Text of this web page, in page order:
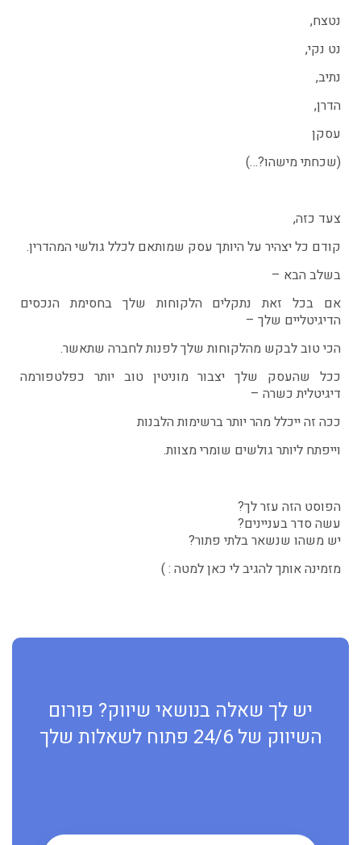
נטצח,
נט נקי,
נתיב,
הדרן,
עסקן
(שכחתי מישהו?…)
צעד כזה,
קודם כל יצהיר על היותך עסק שמותאם לכלל גולשי המהדרין.
בשלב הבא –
אם בכל זאת נתקלים הלקוחות שלך בחסימת הנכסים
הדיגיטליים שלך –
הכי טוב לבקש מהלקוחות שלך לפנות לחברה שתאשר.
ככל שהעסק שלך יצבור מוניטין טוב יותר כפלטפורמה
דיגיטלית כשרה –
ככה זה ייכלל מהר יותר ברשימות הלבנות
וייפתח ליותר גולשים שומרי מצוות.
הפוסט הזה עזר לך?
עשה סדר בעניינים?
יש משהו שנשאר בלתי פתור?
מזמינה אותך להגיב לי כאן למטה : )
יש לך שאלה בנושאי שיווק? פורום
השיווק של 24/6 פתוח לשאלות שלך